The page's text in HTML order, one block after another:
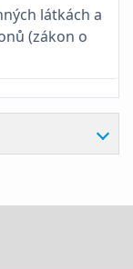
látkách a
(zákon o